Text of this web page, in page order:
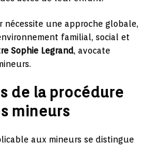
nécessite une approche globale,
familial, social et
Sophie Legrand, avocate
de la procédure
mineurs
aux mineurs se distingue